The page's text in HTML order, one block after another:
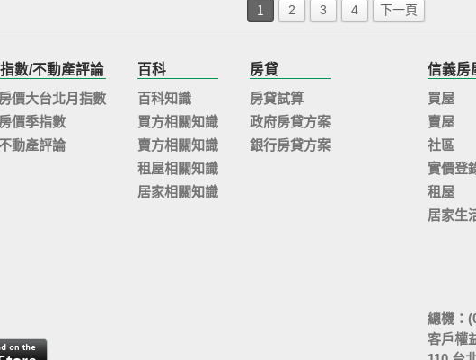
1 2 3 4 下一頁
數/不動產評論
價大台北月指數
價季指數
動產評論
百科
百科知識
買方相關知識
賣方相關知識
租屋相關知識
居家相關知識
房貸
房貸試算
政府房貸方案
銀行房貸方案
信義房
買屋
賣屋
社區
實價登
租屋
居家生
總機：
客戶權